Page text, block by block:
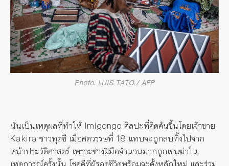
Photo: LUIS TATO / AFP
นั่นเป็นเหตุผลที่ทำให้ Imigongo ศิลปะที่คิดค้นขึ้นโดยเจ้าชาย
Kakira ชาวทุตซี เมื่อศตวรรษที่ 18 แทบจะถูกลบทิ้งไปจาก
หน้าประวัติศาสตร์ เพราะช่างฝีมือจำนวนมากถูกเข่นฆ่าใน